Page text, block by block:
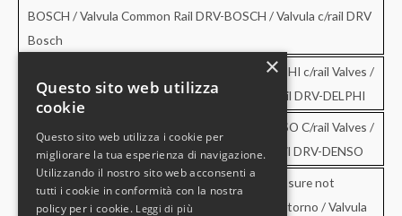
BOSCH / Valvula Common Rail DRV-BOSCH / Valvula c/rail DRV
Bosch
Valvole Common rail DRV – DELPHI / DRV-DELPHI c/rail Valves /
Valvula Common Rail DRV-DELPHI / Valvula c/rail DRV-DELPHI
Valvole Common rail DRV – DENSO / DRV-DENSO C/rail Valves /
Valvula Common Rail DRV-DENSO / Valvula c/rail DRV-DENSO
Valvole di sovrapressione e di non ritorno / Pressure not
retourn Valves / Valvula de sobrepresion y no retorno / Valvula
×
Questo sito web utilizza
cookie
Questo sito web utilizza i cookie per
migliorare la tua esperienza di navigazione.
Utilizzando il nostro sito web acconsenti a
tutti i cookie in conformità con la nostra
policy per i cookie. Leggi di più